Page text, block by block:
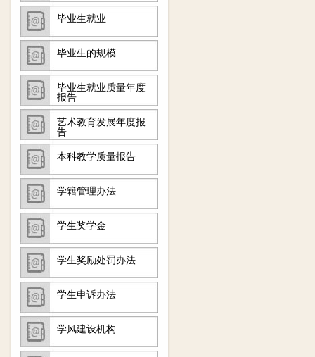
毕业生就业
毕业生的规模
毕业生就业质量年度
报告
艺术教育发展年度报
告
本科教学质量报告
学籍管理办法
学生奖学金
学生奖励处罚办法
学生申诉办法
学风建设机构